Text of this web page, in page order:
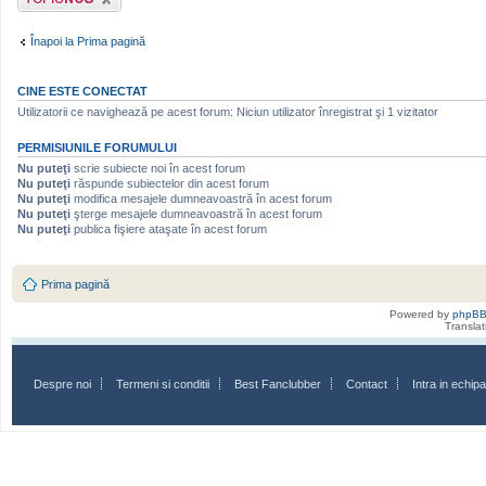
nou
Înapoi la Prima pagină
CINE ESTE CONECTAT
Utilizatorii ce navighează pe acest forum: Niciun utilizator înregistrat şi 1 vizitator
PERMISIUNILE FORUMULUI
Nu puteţi scrie subiecte noi în acest forum
Nu puteţi răspunde subiectelor din acest forum
Nu puteţi modifica mesajele dumneavoastră în acest forum
Nu puteţi şterge mesajele dumneavoastră în acest forum
Nu puteţi publica fişiere ataşate în acest forum
Prima pagină
Powered by phpBB
Despre noi Termeni si conditii Best Fanclubber Contact Intra in